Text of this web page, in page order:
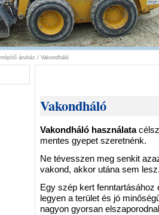
áruház / Vakondháló
Vakondháló
Vakondháló használata
mentes gyepet szeretnénk.
Ne tévesszen meg senkit
vakond, akkor utána sem
Egy szép kert fenntartásához
legyen a terület és jó
nagyon gyorsan